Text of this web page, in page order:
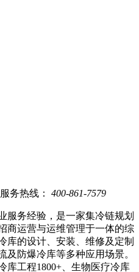
务热线： 400-861-7579
服务经验，是一家集冷链规划
商运营与运维管理于一体的综
库的设计、安装、维修及定制
及防爆冷库等多种应用场景。
库工程1800+、生物医疗冷库